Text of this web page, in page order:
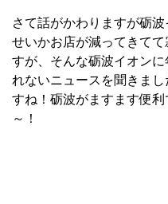
さて話がかわりますが砺
せいかお店が減ってきて
すが、そんな砺波イオン
れないニュースを聞きま
すね！砺波がますます便
～！